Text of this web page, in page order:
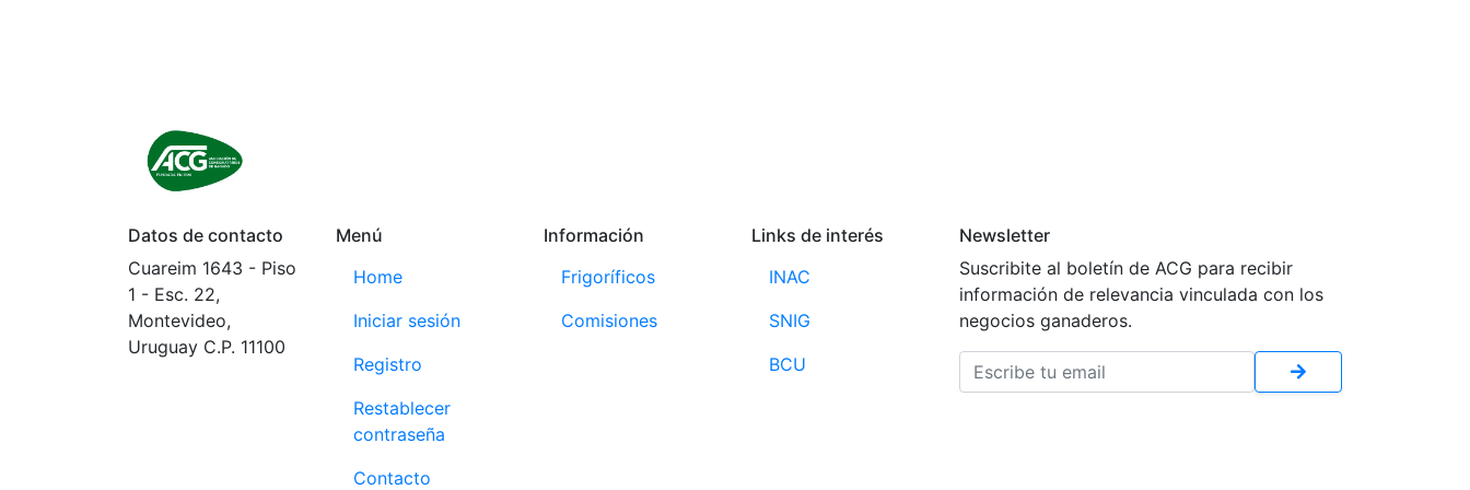
Datos de contacto
Cuareim 1643 - Piso
1 - Esc. 22,
Montevideo,
Uruguay C.P. 11100
Menú
Home
Iniciar sesión
Registro
Restablecer
contraseña
Contacto
Información
Frigoríficos
Comisiones
Links de interés
INAC
SNIG
BCU
Newsletter
Suscribite al boletín de ACG para recibir
información de relevancia vinculada con los
negocios ganaderos.